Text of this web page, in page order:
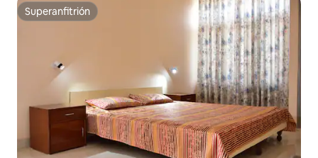
Superanfitrión
Superanfitrión